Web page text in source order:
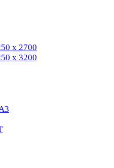
х 2700
х 3200